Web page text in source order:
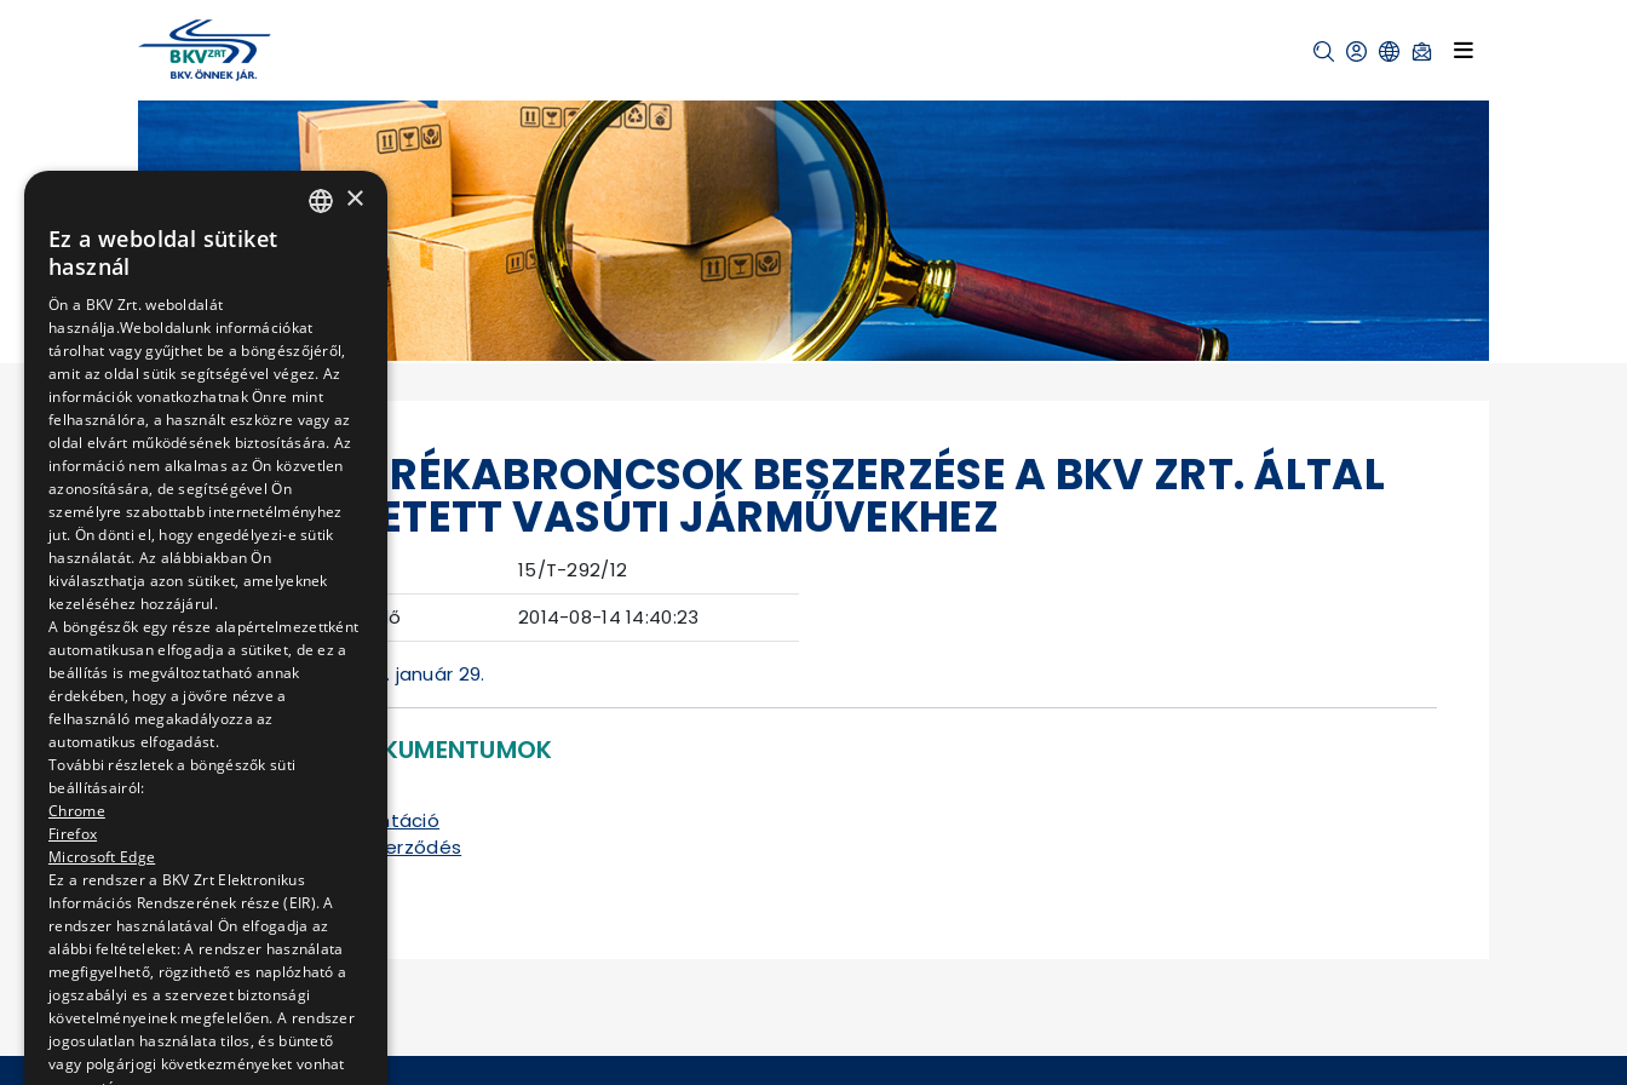
NYERS KERÉKABRONCSOK BESZERZÉSE A BKV ZRT. ÁLTAL
ÜZEMELTETETT VASÚTI JÁRMŰVEKHEZ
Eljárás száma
15/T-292/12
Ajánlattételi határidő
2014-08-14 14:40:23
A feladás napja: 2013. január 29.
LETÖLTHETŐ DOKUMENTUMOK
Ajánlati dokumentáció
Szállítási keretszerződés
Rajzok
×
Ez a weboldal sütiket
használ
Ön a BKV Zrt. weboldalát
használja.Weboldalunk információkat
tárolhat vagy gyűjthet be a böngészőjéről,
amit az oldal sütik segítségével végez. Az
információk vonatkozhatnak Önre mint
felhasználóra, a használt eszközre vagy az
oldal elvárt működésének biztosítására. Az
információ nem alkalmas az Ön közvetlen
azonosítására, de segítségével Ön
személyre szabottabb internetélményhez
jut. Ön dönti el, hogy engedélyezi-e sütik
használatát. Az alábbiakban Ön
kiválaszthatja azon sütiket, amelyeknek
kezeléséhez hozzájárul.
A böngészők egy része alapértelmezettként
automatikusan elfogadja a sütiket, de ez a
beállítás is megváltoztatható annak
érdekében, hogy a jövőre nézve a
felhasználó megakadályozza az
automatikus elfogadást.
További részletek a böngészők süti
beállításairól:
Chrome
Firefox
Microsoft Edge
Ez a rendszer a BKV Zrt Elektronikus
Információs Rendszerének része (EIR). A
rendszer használatával Ön elfogadja az
alábbi feltételeket: A rendszer használata
megfigyelhető, rögzithető es naplózható a
jogszabályi es a szervezet biztonsági
követelményeinek megfelelően. A rendszer
jogosulatlan használata tilos, és büntető
vagy polgárjogi következményeket vonhat